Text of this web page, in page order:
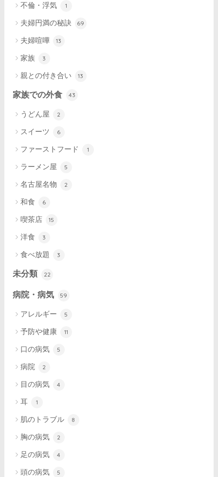
不倫・浮気 1
夫婦円満の秘訣 69
夫婦喧嘩 13
家族 3
親との付き合い 13
家族での外食 43
うどん屋 2
スイーツ 6
ファーストフード 1
ラーメン屋 5
名古屋名物 2
和食 6
喫茶店 15
洋食 3
食べ放題 3
未分類 22
病院・病気 59
アレルギー 5
予防や健康 11
口の病気 5
病院 2
目の病気 4
耳 1
肌のトラブル 8
胸の病気 2
足の病気 4
頭の病気 5